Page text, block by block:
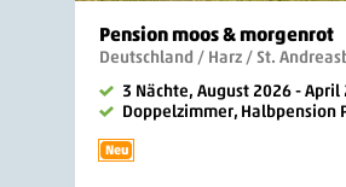
Pension moos & morgenrot
Deutschland / Harz / St.
3 Nächte, August 2026 - April
Doppelzimmer, Halbpension
Neu